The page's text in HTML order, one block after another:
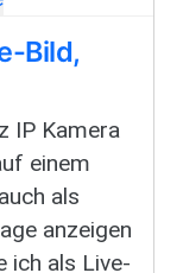
Bild,
IP Kamera
einem
als
anzeigen
ich als Live-